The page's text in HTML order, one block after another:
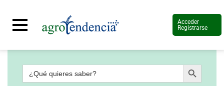
Acceder
Registrarse
Señal
en
Buscar: Botón de búsqueda